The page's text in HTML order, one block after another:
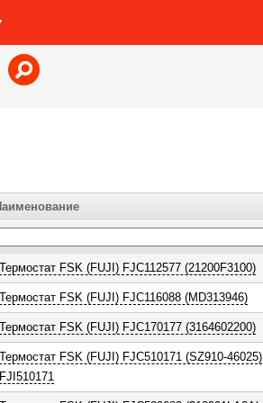
Термостат FSK (FUJI) FJC112577 (21200F3100)
Термостат FSK (FUJI) FJC116088 (MD313946)
Термостат FSK (FUJI) FJC170177 (3164602200)
Термостат FSK (FUJI) FJC510171 (SZ910-46025)
FJI510171